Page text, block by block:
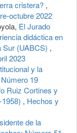
cristera? ,
octubre 2022
El Jurado
didáctica en
Sur (UABCS) ,
2023
y la
19
Ruiz Cortines y
, Hechos y
de la